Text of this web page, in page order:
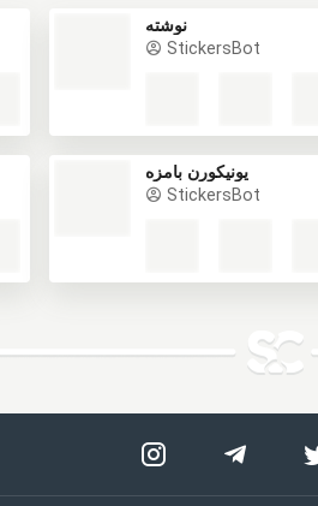
نوشته
StickersBot
یونیکورن بامزه
StickersBot